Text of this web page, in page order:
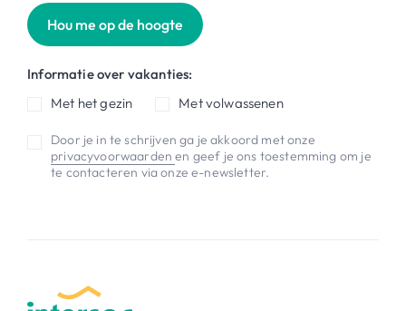
Hou me op de hoogte
Informatie over vakanties:
Met het gezin
Met volwassenen
Door je in te schrijven ga je akkoord met onze
privacyvoorwaardenen geef je ons toestemming om je
te contacteren via onze e-newsletter.